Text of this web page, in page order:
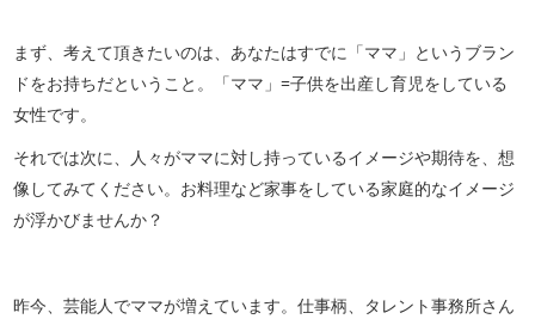
まず、考えて頂きたいのは、あなたはすでに「ママ」というブラン
ドをお持ちだということ。「ママ」=子供を出産し育児をしている
女性です。
それでは次に、人々がママに対し持っているイメージや期待を、想
像してみてください。お料理など家事をしている家庭的なイメージ
が浮かびませんか？
昨今、芸能人でママが増えています。仕事柄、タレント事務所さん